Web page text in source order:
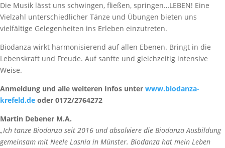
Die Musik lässt uns schwingen, fließen, springen…LEBEN! Eine
Vielzahl unterschiedlicher Tänze und Übungen bieten uns
vielfältige Gelegenheiten ins Erleben einzutreten.
Biodanza wirkt harmonisierend auf allen Ebenen. Bringt in die
Lebenskraft und Freude. Auf sanfte und gleichzeitig intensive
Weise.
Anmeldung und alle weiteren Infos unter www.biodanza-
krefeld.de oder 0172/2764272
Martin Debener M.A.
„Ich tanze Biodanza seit 2016 und absolviere die Biodanza Ausbildung
gemeinsam mit Neele Lasnia in Münster. Biodanza hat mein Leben